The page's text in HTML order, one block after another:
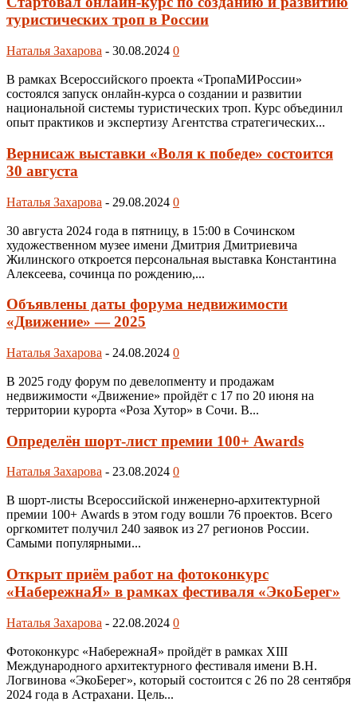
туристических троп в России
Наталья Захарова - 30.08.2024 0
В рамках Всероссийского проекта «ТропаМИРоссии»
состоялся запуск онлайн-курса о создании и развитии
национальной системы туристических троп. Курс объединил
опыт практиков и экспертизу Агентства стратегических...
Вернисаж выставки «Воля к победе» состоится
30 августа
Наталья Захарова - 29.08.2024 0
30 августа 2024 года в пятницу, в 15:00 в Сочинском
художественном музее имени Дмитрия Дмитриевича
Жилинского откроется персональная выставка Константина
Алексеева, сочинца по рождению,...
Объявлены даты форума недвижимости
«Движение» — 2025
Наталья Захарова - 24.08.2024 0
В 2025 году форум по девелопменту и продажам
недвижимости «Движение» пройдёт с 17 по 20 июня на
территории курорта «Роза Хутор» в Сочи. В...
Определён шорт-лист премии 100+ Awards
Наталья Захарова - 23.08.2024 0
В шорт-листы Всероссийской инженерно-архитектурной
премии 100+ Awards в этом году вошли 76 проектов. Всего
оргкомитет получил 240 заявок из 27 регионов России.
Самыми популярными...
Открыт приём работ на фотоконкурс
«НабережнаЯ» в рамках фестиваля «ЭкоБерег»
Наталья Захарова - 22.08.2024 0
Фотоконкурс «НабережнаЯ» пройдёт в рамках XIII
Международного архитектурного фестиваля имени В.Н.
Логвинова «ЭкоБерег», который состоится с 26 по 28 сентября
2024 года в Астрахани. Цель...